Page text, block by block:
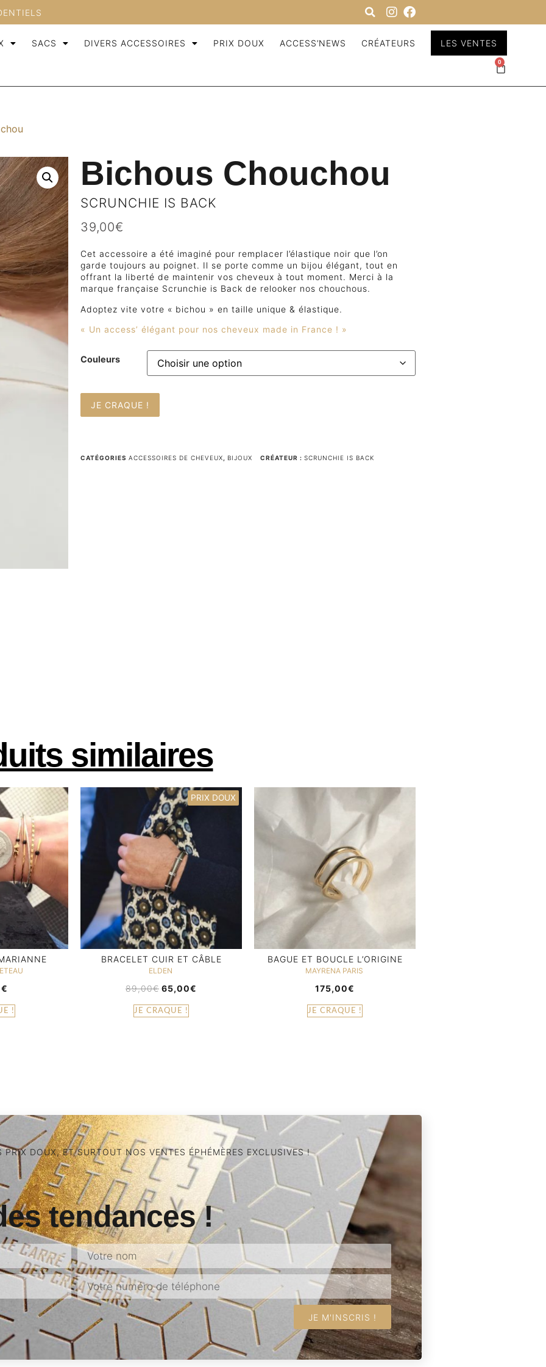
SACS DIVERS ACCESSOIRES PRIX DOUX ACCESS’NEWS CRÉATEURS LES VENTES
0
Bichous Chouchou
SCRUNCHIE IS BACK
39,00€
Cet accessoire a été imaginé pour remplacer l’élastique noir que l’on
garde toujours au poignet. Il se porte comme un bijou élégant, tout en
offrant la liberté de maintenir vos cheveux à tout moment. Merci à la
marque française Scrunchie is Back de relooker nos chouchous.
Adoptez vite votre « bichou » en taille unique & élastique.
« Un access’ élégant pour nos cheveux made in France ! »
Couleurs
JE CRAQUE !
CATÉGORIES ACCESSOIRES DE CHEVEUX BIJOUX CRÉATEUR : SCRUNCHIE IS BACK
similaires
€
!
PRIX DOUX
BRACELET CUIR ET CÂBLE
ELDEN
89,00€ 65,00€
JE CRAQUE !
BAGUE ET BOUCLE L’ORIGINE
MAYRENA PARIS
175,00€
JE CRAQUE !
DOUX, ET SURTOUT NOS VENTES ÉPHÉMÈRES EXCLUSIVES !
tendances !
JE M'INSCRIS !